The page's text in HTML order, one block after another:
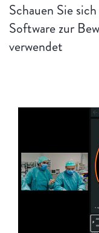
Schauen Sie
Software zur
verwendet